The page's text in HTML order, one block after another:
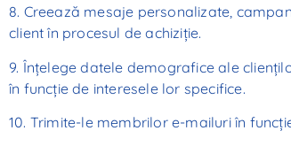
8. Creează mesaje personalizate,
client în procesul de achiziție.
9. Înțelege datele demografice ale
în funcție de interesele lor specifice.
10. Trimite-le membrilor e-mailuri în